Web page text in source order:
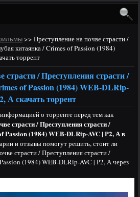
>> Преступление на почве страсти /
китаянка / Crimes of Passion (1984)
торрент
страсти / Преступления страсти /
of Passion (1984) WEB-DLRip-
А скачать торрент
о торренте перед тем как
страсти / Преступления страсти /
Passion (1984) WEB-DLRip-AVC | Р2, А в
и отзывы помогут решить, стоит ли
страсти / Преступления страсти /
(1984) WEB-DLRip-AVC | Р2, А через